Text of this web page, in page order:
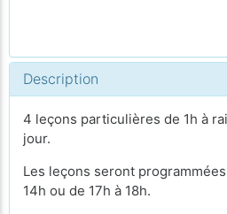
Description
4 leçons particulières de 1h à
jour.
Les leçons seront
14h ou de 17h à 18h.